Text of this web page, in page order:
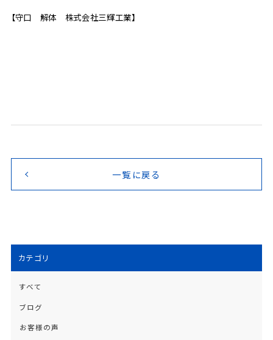
【守口 解体 株式会社三輝工業】
一覧に戻る
カテゴリ
すべて
ブログ
お客様の声